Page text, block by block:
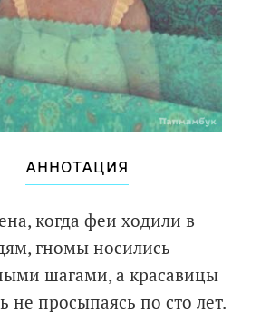
АННОТАЦИЯ
когда феи ходили в
гномы носились
шагами, а красавицы
не просыпаясь по сто лет.